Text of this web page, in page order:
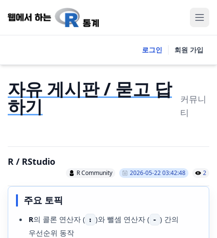
로그인 회원 가입
자유 게시판 / 묻고 답
하기
커뮤니
티
R / RStudio
R Community 2026-05-22 03:42:48 2
주요 토픽
R의 콜론 연산자 ( : )와 뺄셈 연산자 ( - ) 간의
우선순위 동작